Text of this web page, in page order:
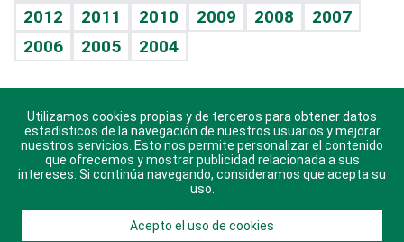
Celebrando la vida
Sin complejos
En pocas palabras
Escuchando al corazón
Economía Personal
2012
2011 2010 2009 2008
2007
2006
2005 2004
Descarga nuestras aplicaciones para Android, iOS y
sistema Huawei.
Utilizamos cookies propias y de terceros para obtener datos
estadísticos de la navegación de nuestros usuarios y mejorar
nuestros servicios. Esto nos permite personalizar el contenido
que ofrecemos y mostrar publicidad relacionada a sus
intereses. Si continúa navegando, consideramos que acepta su
uso.
Acepto el uso de cookies